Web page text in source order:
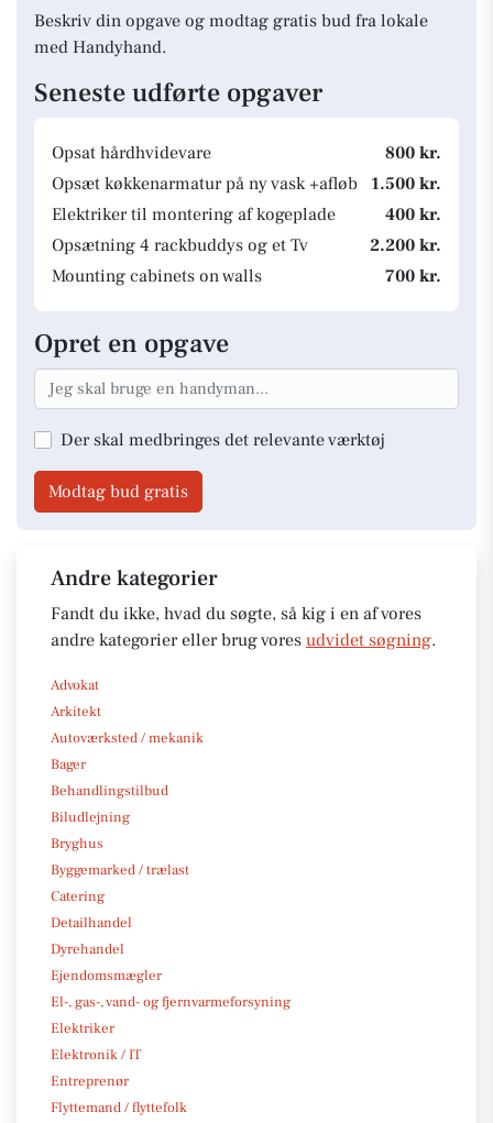
Beskriv din opgave og modtag gratis bud fra lokale
med Handyhand.
Seneste udførte opgaver
Opsat hårdhvidevare
800 kr.
Opsæt køkkenarmatur på ny vask +afløb
1.500 kr.
Elektriker til montering af kogeplade
400 kr.
Opsætning 4 rackbuddys og et Tv
2.200 kr.
Mounting cabinets on walls
700 kr.
Opret en opgave
Der skal medbringes det relevante værktøj
Modtag bud gratis
Andre kategorier
Fandt du ikke, hvad du søgte, så kig i en af vores
andre kategorier eller brug vores udvidet søgning.
Advokat
Arkitekt
Autoværksted / mekanik
Bager
Behandlingstilbud
Biludlejning
Bryghus
Byggemarked / trælast
Catering
Detailhandel
Dyrehandel
Ejendomsmægler
El-, gas-, vand- og fjernvarmeforsyning
Elektriker
Elektronik / IT
Entreprenør
Flyttemand / flyttefolk